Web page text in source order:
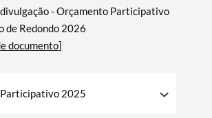
- Orçamento Participativo
de Redondo 2026
documento]
2025